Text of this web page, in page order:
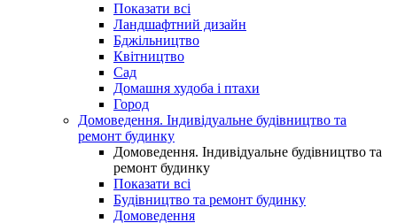
Показати всі
Ландшафтний дизайн
Бджільництво
Квітництво
Сад
Домашня худоба і птахи
Город
Домоведення. Індивідуальне будівництво та
ремонт будинку
Домоведення. Індивідуальне будівництво та
ремонт будинку
Показати всі
Будівництво та ремонт будинку
Домоведення